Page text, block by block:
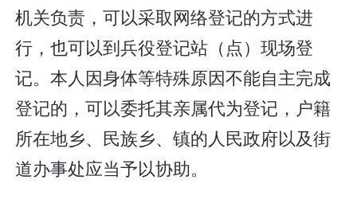
机关负责，可以采取网络登记的方式进
行，也可以到兵役登记站（点）现场登
记。本人因身体等特殊原因不能自主完成
登记的，可以委托其亲属代为登记，户籍
所在地乡、民族乡、镇的人民政府以及街
道办事处应当予以协助。